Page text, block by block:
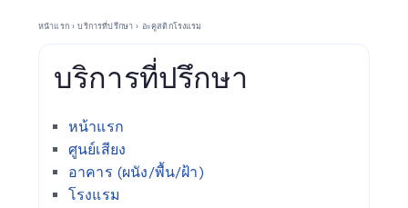
หน้าแรก›บริการที่ปรึกษา › อะคูสติกโรงแรม
บริการที่ปรึกษา
หน้าแรก
ศูนย์เสียง
อาคาร (ผนัง/พื้น/ฝ้า)
โรงแรม